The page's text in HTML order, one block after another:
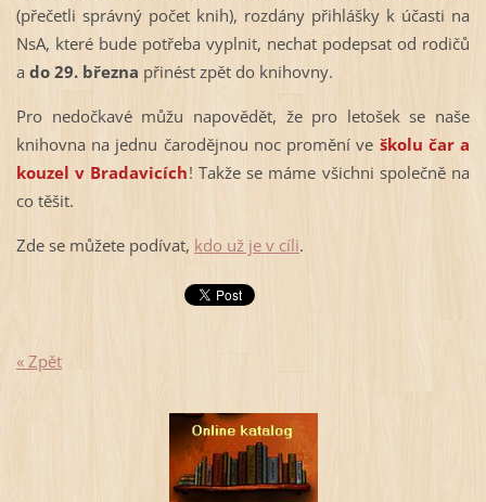
(přečetli správný počet knih), rozdány přihlášky k účasti na
NsA, které bude potřeba vyplnit, nechat podepsat od rodičů
a do 29. března přinést zpět do knihovny.
Pro nedočkavé můžu napovědět, že pro letošek se naše
knihovna na jednu čarodějnou noc promění ve školu čar a
kouzel v Bradavicích! Takže se máme všichni společně na
co těšit.
Zde se můžete podívat, kdo už je v cíli.
« Zpět